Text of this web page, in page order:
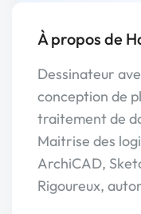
À propos de
Dessinateur
conception de
traitement de
Maitrise des
ArchiCAD,
Rigoureux,